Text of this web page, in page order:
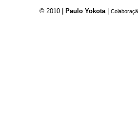
© 2010 | Paulo Yokota |